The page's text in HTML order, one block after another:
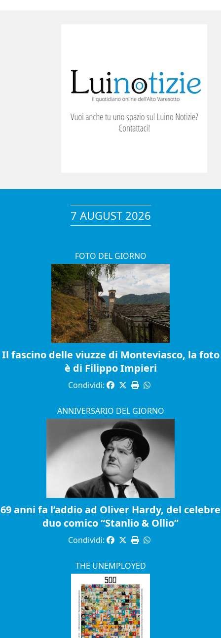
7 AUGUST 2026
FOTO DEL GIORNO
Il fascino delle viuzze di Monteviasco, la foto
è di Filippo Impieri
Condividi:
ANNIVERSARIO DEL GIORNO
69 anni fa l’addio ad Oliver Hardy, del celebre
duo comico “Stanlio & Ollio”
Condividi:
THE UNEMPLOYED